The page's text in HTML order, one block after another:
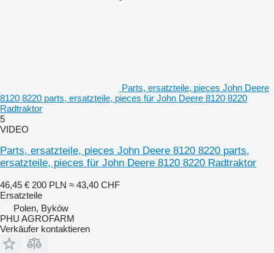
Parts, ersatzteile, pieces John Deere
8120 8220 parts, ersatzteile, pieces für John Deere 8120 8220
Radtraktor
5
VIDEO
Parts, ersatzteile, pieces John Deere 8120 8220 parts,
ersatzteile, pieces für John Deere 8120 8220 Radtraktor
46,45 € 200 PLN ≈ 43,40 CHF
Ersatzteile
Polen, Byków
PHU AGROFARM
Verkäufer kontaktieren